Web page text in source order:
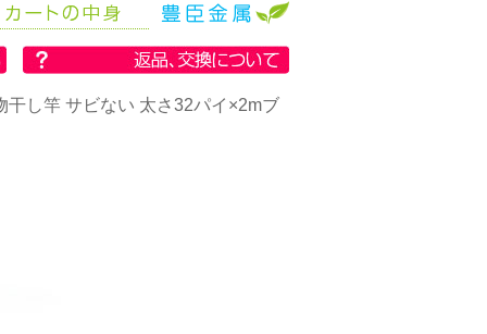
し竿 サビない 太さ32パイ×2mブ